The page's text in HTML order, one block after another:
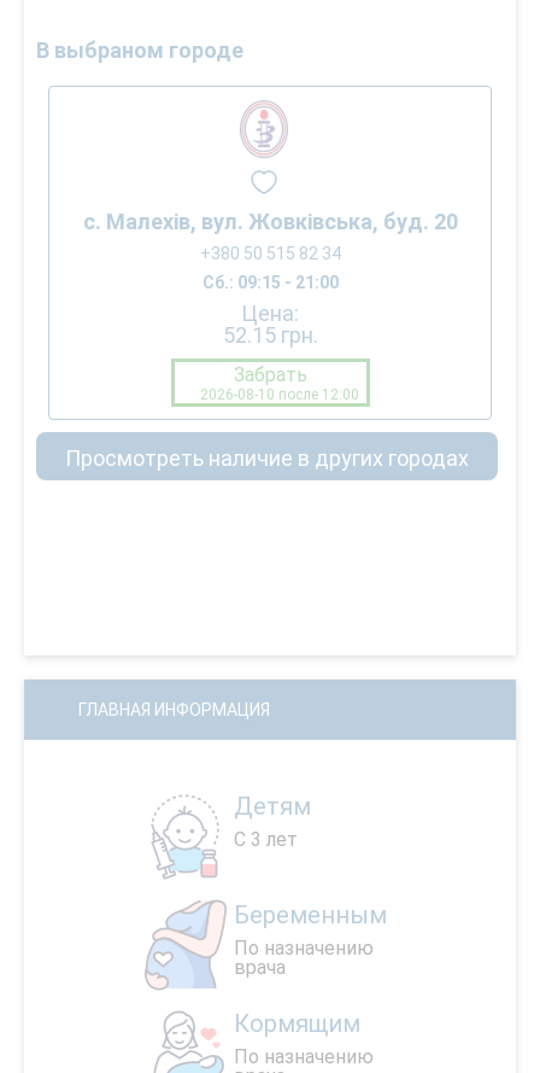
В выбраном городе
с. Малехів, вул. Жовківська, буд. 20
+380 50 515 82 34
Сб.: 09:15 - 21:00
Цена:
52.15 грн.
Забрать
2026-08-10 после 12:00
Просмотреть наличие в других городах
ГЛАВНАЯ ИНФОРМАЦИЯ
Детям
С 3 лет
Беременным
По назначению
врача
Кормящим
По назначению